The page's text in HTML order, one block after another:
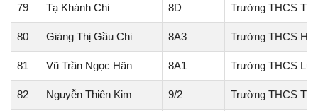
79 Tạ Khánh Chi 8D Trường THCS
80 Giàng Thị Gầu Chi 8A3 Trường THCS
81 Vũ Trần Ngọc Hân 8A1 Trường THCS
82 Nguyễn Thiên Kim 9/2 Trường THCS Thị